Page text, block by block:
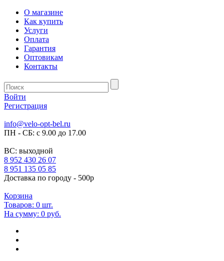
О магазине
Как купить
Услуги
Оплата
Гарантия
Оптовикам
Контакты
Войти
Регистрация
info@velo-opt-bel.ru
ПН - СБ: с 9.00 до 17.00
ВС: выходной
8 952 430 26 07
8 951 135 05 85
Доставка по городу - 500р
Корзина
Товаров: 0 шт.
На сумму: 0 руб.